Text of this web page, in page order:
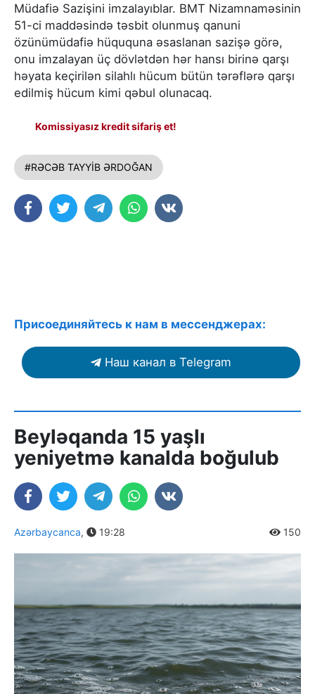
Müdafiə Sazişini imzalayıblar. BMT Nizamnaməsinin
51-ci maddəsində təsbit olunmuş qanuni
özünümüdafiə hüququna əsaslanan sazişə görə,
onu imzalayan üç dövlətdən hər hansı birinə qarşı
həyata keçirilən silahlı hücum bütün tərəflərə qarşı
edilmiş hücum kimi qəbul olunacaq.
Komissiyasız kredit sifariş et!
#RƏCƏB TAYYİB ƏRDOĞAN
Присоединяйтесь к нам в мессенджерах:
Наш канал в Telegram
Beyləqanda 15 yaşlı
yeniyetmə kanalda boğulub
Azərbaycanca, 19:28 150